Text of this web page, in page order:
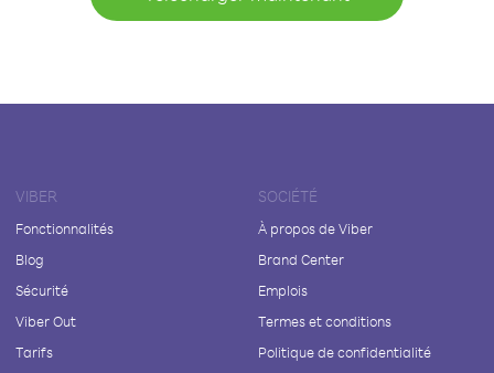
VIBER
Fonctionnalités
Blog
Sécurité
Viber Out
Tarifs
SOCIÉTÉ
À propos de Viber
Brand Center
Emplois
Termes et conditions
Politique de confidentialité